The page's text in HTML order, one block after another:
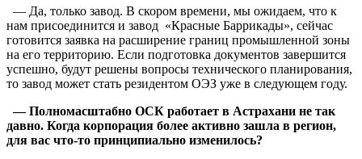
— Да, только завод. В скором времени, мы ожидаем, что к
нам присоединится и завод «Красные Баррикады», сейчас
готовится заявка на расширение границ промышленной зоны
на его территорию. Если подготовка документов завершится
успешно, будут решены вопросы технического планирования,
то завод может стать резидентом ОЭЗ уже в следующем году.
— Полномасштабно ОСК работает в Астрахани не так
давно. Когда корпорация более активно зашла в регион,
для вас что-то принципиально изменилось?